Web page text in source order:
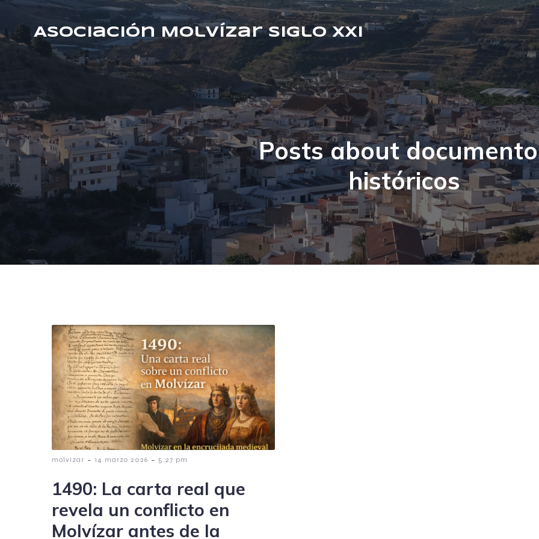
Asociación Molvízar Siglo XXI
Posts about
históricos
molvizar - 14 marzo 2026 - 5:27 pm
1490: La carta real que
revela un conflicto en
Molvízar antes de la